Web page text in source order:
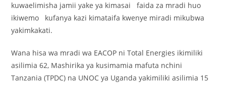
kuwaelimisha jamii yake ya kimasai faida za mradi huo
ikiwemo kufanya kazi kimataifa kwenye miradi mikubwa
yakimkakati.
Wana hisa wa mradi wa EACOP ni Total Energies ikimiliki
asilimia 62, Mashirika ya kusimamia mafuta nchini
Tanzania (TPDC) na UNOC ya Uganda yakimiliki asilimia 15